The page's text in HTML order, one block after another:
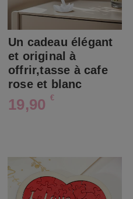
Un cadeau élégant
et original à
offrir,tasse à cafe
rose et blanc
19,90 €